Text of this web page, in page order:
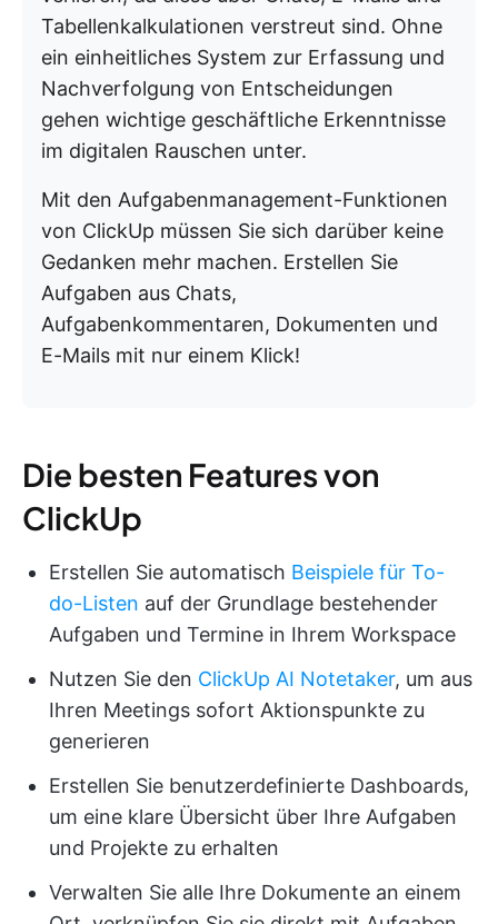
Tabellenkalkulationen verstreut sind. Ohne
ein einheitliches System zur Erfassung und
Nachverfolgung von Entscheidungen
gehen wichtige geschäftliche Erkenntnisse
im digitalen Rauschen unter.
Mit den Aufgabenmanagement-Funktionen
von ClickUp müssen Sie sich darüber keine
Gedanken mehr machen. Erstellen Sie
Aufgaben aus Chats,
Aufgabenkommentaren, Dokumenten und
E-Mails mit nur einem Klick!
Die besten Features von
ClickUp
Erstellen Sie automatisch Beispiele für To-
do-Listen auf der Grundlage bestehender
Aufgaben und Termine in Ihrem Workspace
Nutzen Sie den ClickUp AI Notetaker, um aus
Ihren Meetings sofort Aktionspunkte zu
generieren
Erstellen Sie benutzerdefinierte Dashboards,
um eine klare Übersicht über Ihre Aufgaben
und Projekte zu erhalten
Verwalten Sie alle Ihre Dokumente an einem